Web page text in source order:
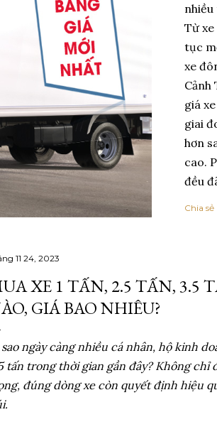
nhiều
Từ xe
tục
xe
Cảnh
giá
giai
hơn
cao.
đều
đầu
cấu
Chia sẻ
11 24, 2023
XE 1 TẤN, 2.5 TẤN, 3.5
GIÁ BAO NHIÊU?
ngày càng nhiều cá nhân, hộ kinh
tấn trong thời gian gần đây? Không
đúng dòng xe còn quyết định hiệu